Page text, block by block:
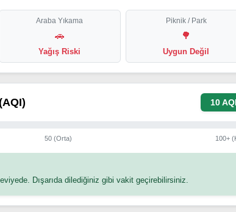
Araba Yıkama
🚗
Yağış Riski
Piknik / Park
🌳
Uygun Değil
10 AQI
50 (Orta) 100+
Dışarıda dilediğiniz gibi vakit geçirebilirsiniz.